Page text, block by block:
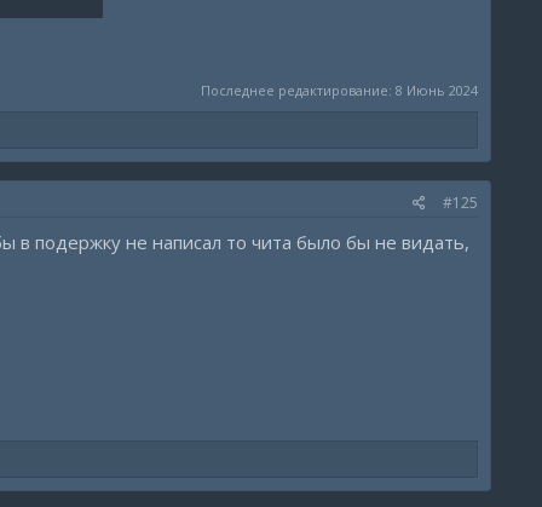
Последнее редактирование: 8 Июнь 2024
#125
в подержку не написал то чита было бы не видать,